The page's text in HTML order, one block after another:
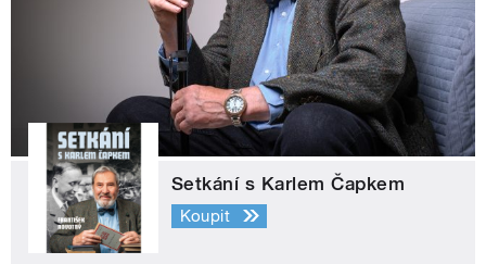
Setkání s Karlem Čapkem
Koupit